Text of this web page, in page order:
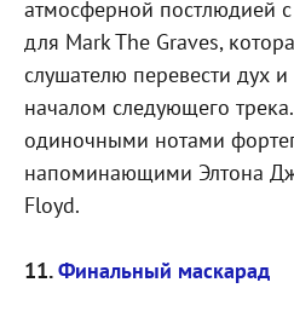
атмосферной постлюдией
для Mark The Graves,
слушателю перевести дух
началом следующего
одиночными нотами
напоминающими Элтона
Floyd.
11.Финальный маскарад